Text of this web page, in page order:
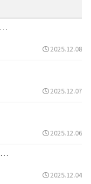
2025.12.08
2025.12.07
2025.12.06
2025.12.04